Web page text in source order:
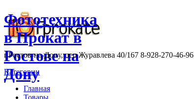
Фототехника
в Прокат в
Ростове на
Дону
г.Ростов-на-Дону, пер.Журавлева 40/167 8-928-270-46-96
Категории
Главная
Товары